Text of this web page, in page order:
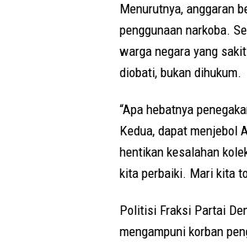
Menurutnya, anggaran
penggunaan narkoba.
warga negara yang
diobati, bukan dihukum.
“Apa hebatnya
Kedua, dapat menjebol
hentikan kesalahan
kita perbaiki. Mari kita
Politisi Fraksi Partai
mengampuni korban